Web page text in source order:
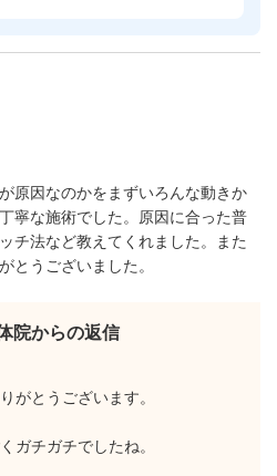
原因なのかをまずいろんな動きか
寧な施術でした。原因に合った普
チ法など教えてくれました。また
とうございました。
院からの返信
がとうございます。
ガチガチでしたね。